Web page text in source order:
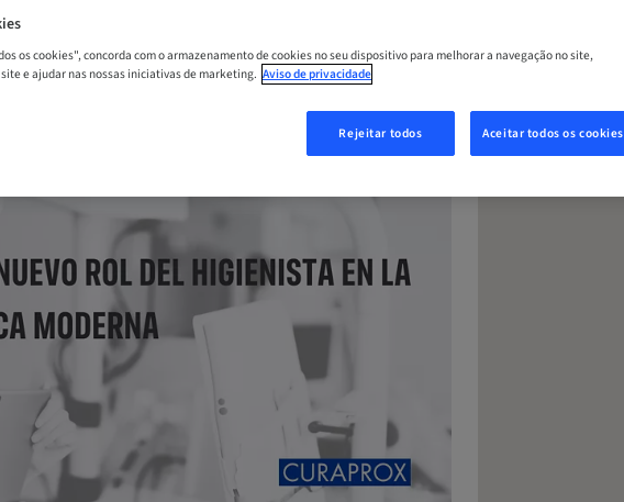
os cookies", concorda com o armazenamento de cookies no seu dispositivo para melhorar a navegação no site,
e ajudar nas nossas iniciativas de marketing. Aviso de privacidade
Rejeitar todos Aceitar todos os cookies